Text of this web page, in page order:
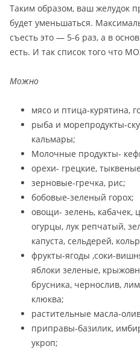
Таким образом, ваш желудок
будет уменьшаться.
съесть это — 5-6 раз, а в
есть. И так список того что
Можно
мясо и птица-курятина,
рыба и морепродукты-
кальмары;
Молочные продукты-
орехи- грецкие,
зерновые-гречка, рис;
бобовые-зеленый горох;
овощи- зелень, кабачек,
огурцы, лук репчатый,
капуста, сельдерей,
фрукты-ягоды ,соки-
яблоки зеленые,
брусника, чернослив,
клюква;
растительные масла-
приправы-базилик,
укроп;